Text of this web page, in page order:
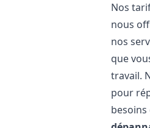
Nos
nous
nos
que
travail.
pour
besoins